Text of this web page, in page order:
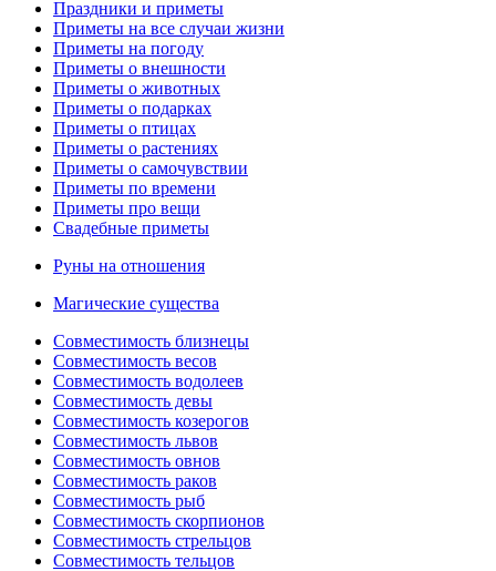
Праздники и приметы
Приметы на все случаи жизни
Приметы на погоду
Приметы о внешности
Приметы о животных
Приметы о подарках
Приметы о птицах
Приметы о растениях
Приметы о самочувствии
Приметы по времени
Приметы про вещи
Свадебные приметы
Руны на отношения
Магические существа
Совместимость близнецы
Совместимость весов
Совместимость водолеев
Совместимость девы
Совместимость козерогов
Совместимость львов
Совместимость овнов
Совместимость раков
Совместимость рыб
Совместимость скорпионов
Совместимость стрельцов
Совместимость тельцов